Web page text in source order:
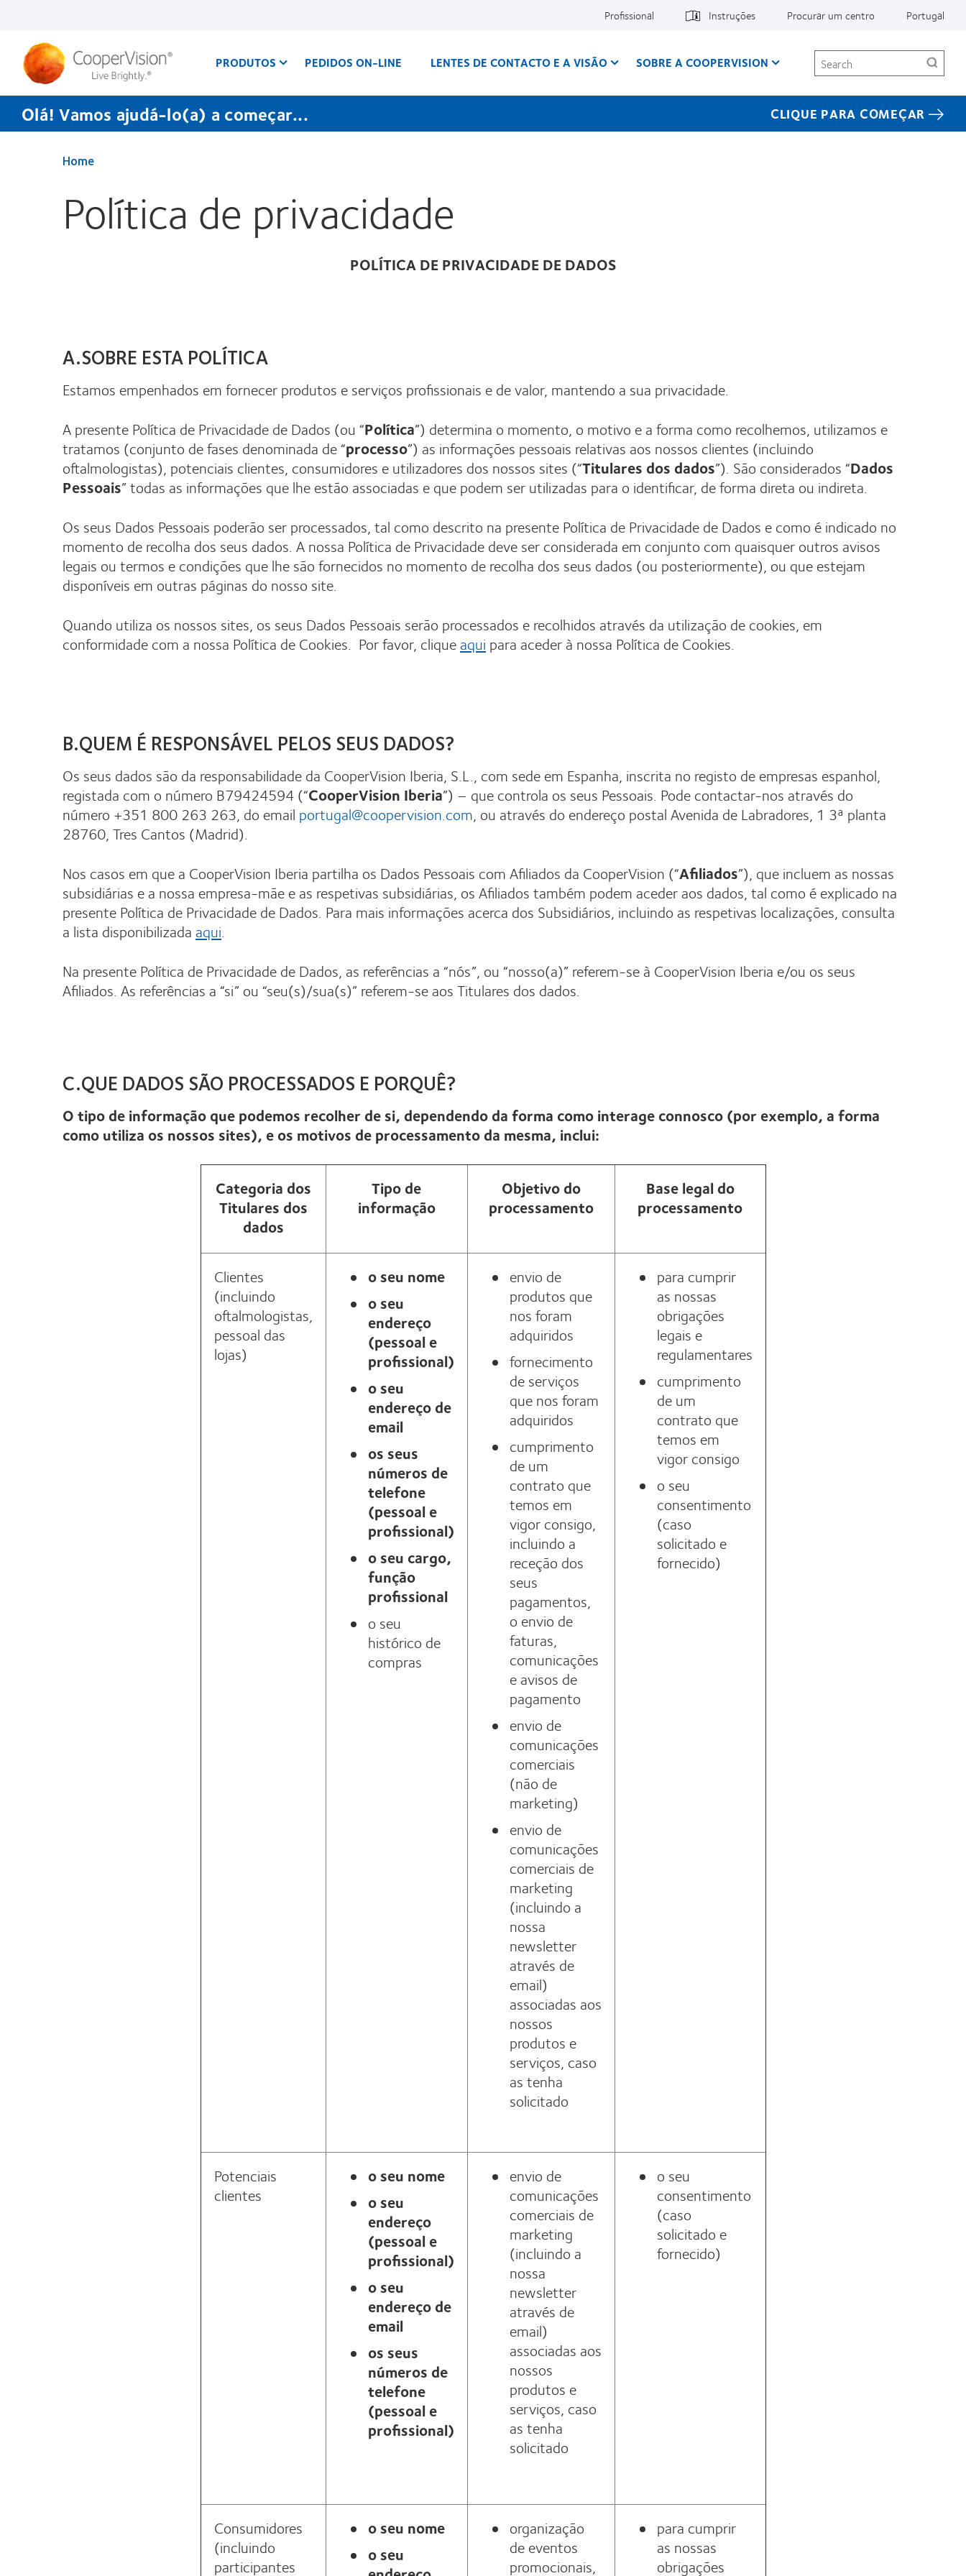
conteúdo
principal
Profissional Instruções Procurar um centro Portugal
PRODUTOS PEDIDOS ON-LINE LENTES DE CONTACTO E A VISÃO SOBRE A COOPERVISION Search
Olá! Vamos ajudá-lo(a) a começar... CLIQUE PARA COMEÇAR
Home
Política de privacidade
POLÍTICA DE PRIVACIDADE DE DADOS
A.SOBRE ESTA POLÍTICA
Estamos empenhados em fornecer produtos e serviços profissionais e de valor, mantendo a sua privacidade.
A presente Política de Privacidade de Dados (ou “Política”) determina o momento, o motivo e a forma como recolhemos, utilizamos e
tratamos (conjunto de fases denominada de “processo”) as informações pessoais relativas aos nossos clientes (incluindo
oftalmologistas), potenciais clientes, consumidores e utilizadores dos nossos sites (“Titulares dos dados”). São considerados “Dados
Pessoais” todas as informações que lhe estão associadas e que podem ser utilizadas para o identificar, de forma direta ou indireta.
Os seus Dados Pessoais poderão ser processados, tal como descrito na presente Política de Privacidade de Dados e como é indicado no
momento de recolha dos seus dados. A nossa Política de Privacidade deve ser considerada em conjunto com quaisquer outros avisos
legais ou termos e condições que lhe são fornecidos no momento de recolha dos seus dados (ou posteriormente), ou que estejam
disponíveis em outras páginas do nosso site.
Quando utiliza os nossos sites, os seus Dados Pessoais serão processados e recolhidos através da utilização de cookies, em
conformidade com a nossa Política de Cookies. Por favor, cliqueaqui para aceder à nossa Política de Cookies.
B.QUEM É RESPONSÁVEL PELOS SEUS DADOS?
Os seus dados são da responsabilidade da CooperVision Iberia, S.L., com sede em Espanha, inscrita no registo de empresas espanhol,
registada com o número B79424594 (“CooperVision Iberia”) – que controla os seus Pessoais. Pode contactar-nos através do
número +351 800 263 263, do email portugal@coopervision.com, ou através do endereço postal Avenida de Labradores, 1 3ª planta
28760, Tres Cantos (Madrid).
Nos casos em que a CooperVision Iberia partilha os Dados Pessoais com Afiliados da CooperVision (“Afiliados”), que incluem as nossas
subsidiárias e a nossa empresa-mãe e as respetivas subsidiárias, os Afiliados também podem aceder aos dados, tal como é explicado na
presente Política de Privacidade de Dados. Para mais informações acerca dos Subsidiários, incluindo as respetivas localizações, consulta
a lista disponibilizadaaqui.
Na presente Política de Privacidade de Dados, as referências a “nós”, ou “nosso(a)” referem-se à CooperVision Iberia e/ou os seus
Afiliados. As referências a “si” ou “seu(s)/sua(s)” referem-se aos Titulares dos dados.
C.QUE DADOS SÃO PROCESSADOS E PORQUÊ?
O tipo de informação que podemos recolher de si, dependendo da forma como interage connosco (por exemplo, a forma
como utiliza os nossos sites), e os motivos de processamento da mesma, inclui:
Categoria dos
Titulares dos
dados
Tipo de
informação
Objetivo do
processamento
Base legal do
processamento
Clientes
(incluindo
oftalmologistas,
pessoal das
lojas)
o seu nome
o seu
endereço
(pessoal e
profissional)
o seu
endereço de
email
os seus
números de
telefone
(pessoal e
profissional)
o seu cargo,
função
profissional
o seu
histórico de
compras
envio de
produtos que
nos foram
adquiridos
fornecimento
de serviços
que nos foram
adquiridos
cumprimento
de um
contrato que
temos em
vigor consigo,
incluindo a
receção dos
seus
pagamentos,
o envio de
faturas,
comunicações
e avisos de
pagamento
envio de
comunicações
comerciais
(não de
marketing)
envio de
comunicações
comerciais de
marketing
(incluindo a
nossa
newsletter
através de
email)
associadas aos
nossos
produtos e
serviços, caso
as tenha
solicitado
para cumprir
as nossas
obrigações
legais e
regulamentares
cumprimento
de um
contrato que
temos em
vigor consigo
o seu
consentimento
(caso
solicitado e
fornecido)
Potenciais
clientes
o seu nome
o seu
endereço
(pessoal e
profissional)
o seu
endereço de
email
os seus
números de
telefone
(pessoal e
profissional)
envio de
comunicações
comerciais de
marketing
(incluindo a
nossa
newsletter
através de
email)
associadas aos
nossos
produtos e
serviços, caso
as tenha
solicitado
o seu
consentimento
(caso
solicitado e
fornecido)
Consumidores
(incluindo
participantes
o seu nome
o seu
organização
de eventos
promocionais,
para cumprir
as nossas
obrigações